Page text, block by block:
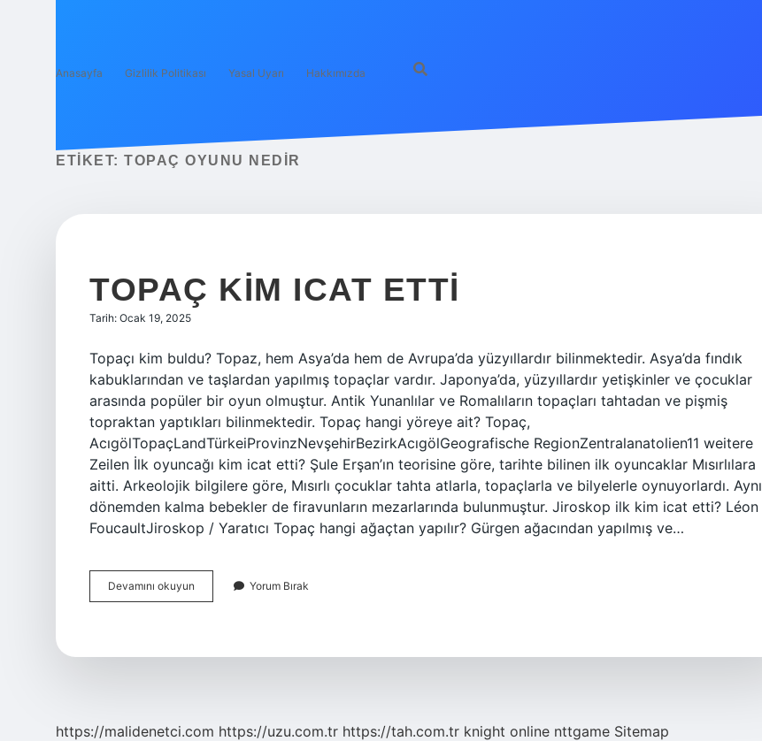
Anasayfa Gizlilik Politikası Yasal Uyarı Hakkımızda
ETIKET: TOPAÇ OYUNU NEDIR
TOPAÇ KIM ICAT ETTI
Tarih: Ocak 19, 2025
Topaçı kim buldu? Topaz, hem Asya’da hem de Avrupa’da yüzyıllardır bilinmektedir. Asya’da fındık
kabuklarından ve taşlardan yapılmış topaçlar vardır. Japonya’da, yüzyıllardır yetişkinler ve çocuklar
arasında popüler bir oyun olmuştur. Antik Yunanlılar ve Romalıların topaçları tahtadan ve pişmiş
topraktan yaptıkları bilinmektedir. Topaç hangi yöreye ait? Topaç,
AcıgölTopaçLandTürkeiProvinzNevşehirBezirkAcıgölGeografische RegionZentralanatolien11 weitere
Zeilen İlk oyuncağı kim icat etti? Şule Erşan’ın teorisine göre, tarihte bilinen ilk oyuncaklar Mısırlılara
aitti. Arkeolojik bilgilere göre, Mısırlı çocuklar tahta atlarla, topaçlarla ve bilyelerle oynuyorlardı. Aynı
dönemden kalma bebekler de firavunların mezarlarında bulunmuştur. Jiroskop ilk kim icat etti? Léon
FoucaultJiroskop / Yaratıcı Topaç hangi ağaçtan yapılır? Gürgen ağacından yapılmış ve…
Devamını okuyun
Kim
Yorum Bırak
https://malidenetci.com https://uzu.com.tr https://tah.com.tr knight online nttgame Sitemap